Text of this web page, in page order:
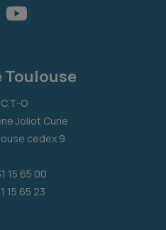
Toulouse
O
Joliot Curie
cedex 9
15 65 00
15 65 23